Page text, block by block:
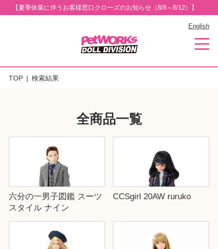
【夏季休業に伴うお客様窓口クローズのお知らせ（8/8～8/12）】
English
TOP 検索結果
全商品一覧
六分の一男子図鑑 スーツ
スタイル ナイン
CCSgirl 20AW ruruko